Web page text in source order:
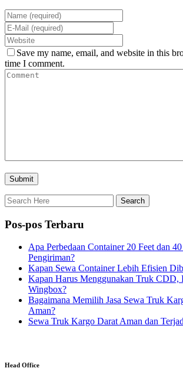
Save my name, email, and website in this
time I comment.
Pos-pos Terbaru
Apa Perbedaan Container 20 Feet dan
Pengiriman?
Kapan Sewa Container Lebih Efisien
Kapan Harus Menggunakan Truk CDD,
Wingbox?
Bagaimana Memilih Jasa Sewa Truk
Aman?
Sewa Truk Kargo Darat Aman dan
Head Office